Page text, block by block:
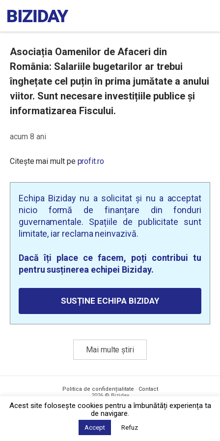
Asociația Oamenilor de Afaceri din
România: Salariile bugetarilor ar trebui
înghețate cel puțin în prima jumătate a anului
viitor. Sunt necesare investițiile publice și
informatizarea Fiscului.
acum 8 ani
Citește mai mult pe profit.ro
Echipa Biziday nu a solicitat și nu a acceptat
nicio formă de finanțare din fonduri
guvernamentale. Spațiile de publicitate sunt
limitate, iar reclama neinvazivă.
Dacă îți place ce facem, poți contribui tu
pentru susținerea echipei Biziday.
SUSȚINE ECHIPA BIZIDAY
Mai multe știri
Politica de confidențialitate · Contact
2026 © Biziday
Acest site foloseşte cookies pentru a îmbunătăți experiența ta
de navigare.
Accept Refuz